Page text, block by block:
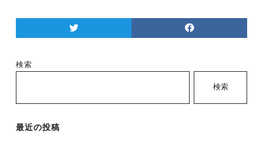
c
e
o
o
itt
er
ai
l
e
検索
検索
最近の投稿